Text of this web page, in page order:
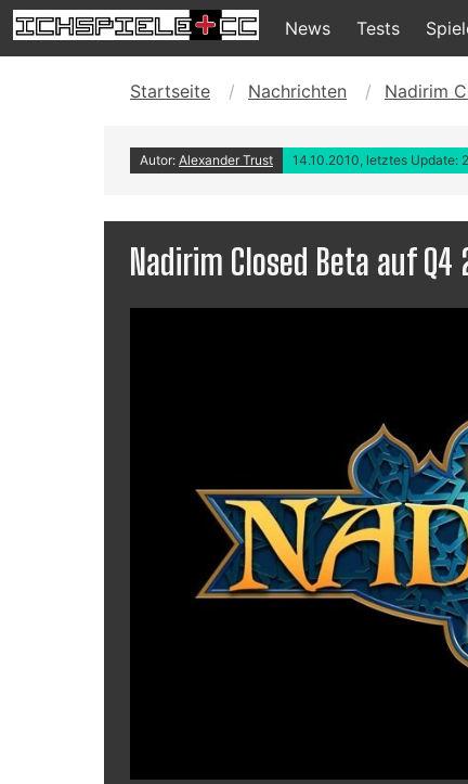
News Tests
Startseite Nachrichten Nadirim
Autor: Alexander Trust 14.10.2010, letztes Update:
Nadirim Closed Beta auf